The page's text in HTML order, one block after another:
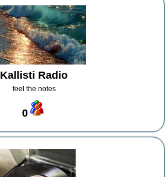
Kallisti Radio
feel the notes
0